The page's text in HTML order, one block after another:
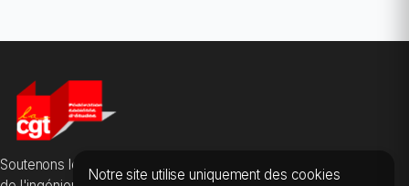
Soutenons les salarié·es des sociétés d'études, du conseil et
Notre site utilise uniquement des cookies